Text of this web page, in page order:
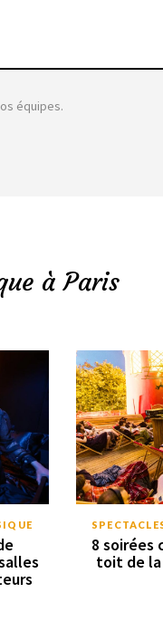
équipes.
à Paris
8 soirées
toit de la